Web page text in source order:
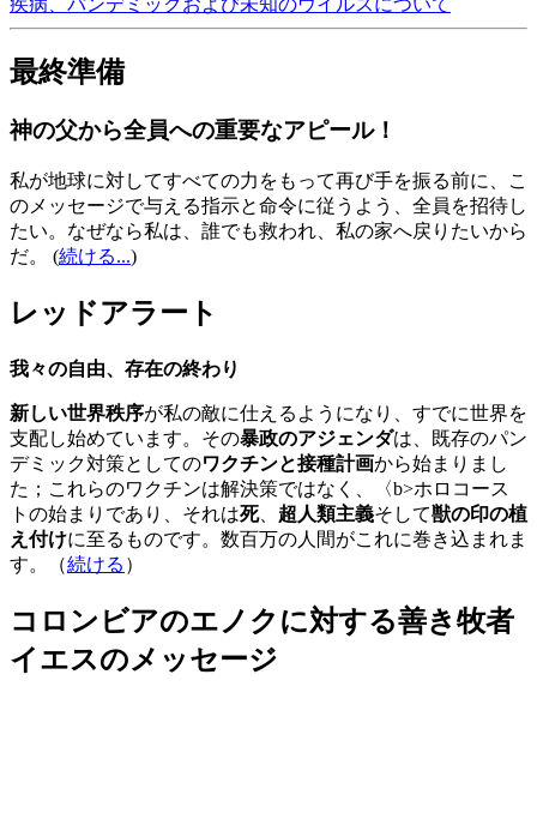
最終準備
神の父から全員への重要なアピール！
私が地球に対してすべての力をもって再び手を振る前に、こ
のメッセージで与える指示と命令に従うよう、全員を招待し
たい。なぜなら私は、誰でも救われ、私の家へ戻りたいから
だ。
(続ける...)
レッドアラート
我々の自由、存在の終わり
新しい世界秩序が私の敵に仕えるようになり、すでに世界を
支配し始めています。その暴政のアジェンダは、既存のパン
デミック対策としてのワクチンと接種計画から始まりまし
た；これらのワクチンは解決策ではなく、〈b>ホロコース
トの始まりであり、それは死、 超人類主義そして獣の印の植
え付けに至るものです。数百万の人間がこれに巻き込まれま
す。（続ける ）
コロンビアのエノクに対する善き牧者
イエスのメッセージ